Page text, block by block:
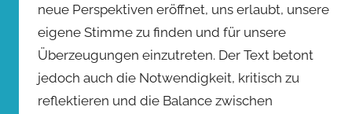
neue Perspektiven eröffnet, uns erlaubt, unsere
eigene Stimme zu finden und für unsere
Überzeugungen einzutreten. Der Text betont
jedoch auch die Notwendigkeit, kritisch zu
reflektieren und die Balance zwischen